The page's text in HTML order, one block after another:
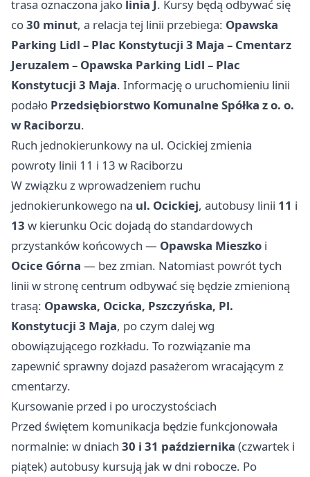
trasa oznaczona jako linia J. Kursy będą odbywać się
co30 minut, a relacja tej linii przebiega: Opawska
Parking Lidl – Plac Konstytucji 3 Maja – Cmentarz
Jeruzalem – Opawska Parking Lidl – Plac
Konstytucji 3 Maja. Informację o uruchomieniu linii
podało Przedsiębiorstwo Komunalne Spółka z o. o.
w Raciborzu.
Ruch jednokierunkowy na ul. Ocickiej zmienia
powroty linii 11 i 13 w Raciborzu
W związku z wprowadzeniem ruchu
jednokierunkowego na ul. Ocickiej, autobusy linii 11 i
13 w kierunku Ocic dojadą do standardowych
przystanków końcowych — Opawska Mieszko i
Ocice Górna — bez zmian. Natomiast powrót tych
linii w stronę centrum odbywać się będzie zmienioną
trasą: Opawska, Ocicka, Pszczyńska, Pl.
Konstytucji 3 Maja, po czym dalej wg
obowiązującego rozkładu. To rozwiązanie ma
zapewnić sprawny dojazd pasażerom wracającym z
cmentarzy.
Kursowanie przed i po uroczystościach
Przed świętem komunikacja będzie funkcjonowała
normalnie: w dniach 30 i 31 października (czwartek i
piątek) autobusy kursują jak w dni robocze. Po